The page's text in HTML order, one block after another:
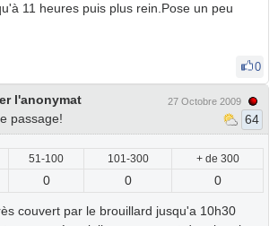
11 heures puis plus rein.Pose un peu
0
l'anonymat
passage!
27 Octobre 2009
64
51-100 101-300 + de 300
0 0 0
couvert par le brouillard jusqu'a 10h30